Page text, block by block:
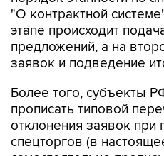
"О контрактной
этапе происходит
предложений, а на
заявок и подведение
Более того, субъекты
прописать типовой
отклонения заявок при
спецторгов (в